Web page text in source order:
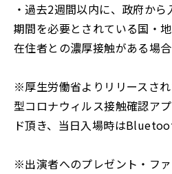
・過去2週間以内に、政府か
期間を必要とされている国・
在住者との濃厚接触がある場合
※厚生労働省よりリリースされ
型コロナウィルス接触確認ア
ド頂き、当日入場時は
※出演者へのプレゼント・フ